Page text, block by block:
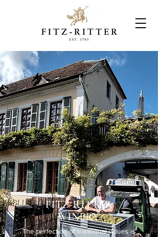
FITZ-RITTER
WINERY
The perfection of traditional values is